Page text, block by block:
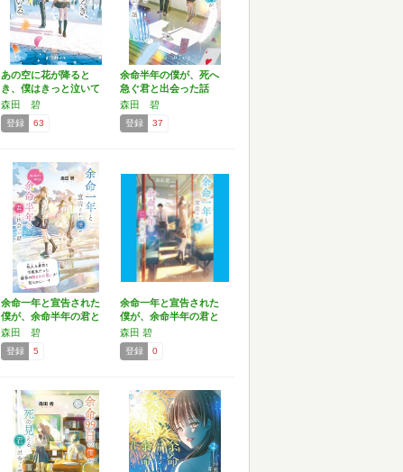
あの空に花が降ると
き、僕はきっと泣いて
いる …
森田 碧
登録 63
余命半年の僕が、死へ
急ぐ君と出会った話
(ポ…
森田 碧
登録 37
余命一年と宣告された
僕が、余命半年の君と
出会…
森田 碧
登録 5
余命一年と宣告された
僕が、余命半年の君と
出会…
森田 碧
登録 0